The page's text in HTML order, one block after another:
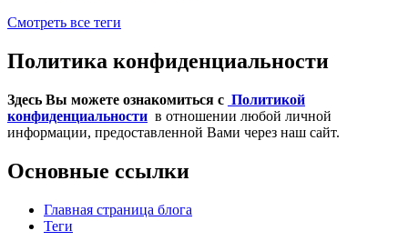
Смотреть все теги
Политика конфиденциальности
Здесь Вы можете ознакомиться с Политикой
конфиденциальности в отношении любой личной
информации, предоставленной Вами через наш сайт.
Основные ссылки
Главная страница блога
Теги